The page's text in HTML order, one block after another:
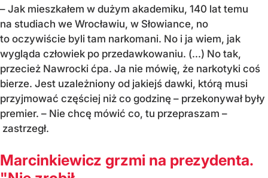
– Jak mieszkałem w dużym akademiku, 140 lat temu
na studiach we Wrocławiu, w Słowiance, no
to oczywiście byli tam narkomani. No i ja wiem, jak
wygląda człowiek po przedawkowaniu. (...) No tak,
przecież Nawrocki ćpa. Ja nie mówię, że narkotyki coś
bierze. Jest uzależniony od jakiejś dawki, którą musi
przyjmować częściej niż co godzinę – przekonywał były
premier. – Nie chcę mówić co, tu przepraszam –
zastrzegł.
Marcinkiewicz grzmi na prezydenta.